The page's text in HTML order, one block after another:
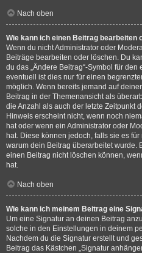
Nach oben
Wie kann ich einen Beitrag bearbeiten
Wenn du nicht Administrator oder
Beiträge bearbeiten oder löschen. Du
du das „Ändere Beitrag“-Symbol für
eventuell ist dies nur für einen
möglich. Wenn bereits jemand auf
Beitrag in der Themenansicht als
die Anzahl als auch der letzte Zeitpunkt
Hinweis erscheint nicht, wenn noch
hat oder wenn ein Administrator oder
hat. Diese können jedoch, falls sie es
warum dein Beitrag überarbeitet wurde.
einen Beitrag nicht löschen können,
hat.
Nach oben
Wie kann ich meinem Beitrag eine
Um eine Signatur an deinen Beitrag
solche in den Einstellungen in deinem
Nachdem du die Signatur erstellt und
Beitrag das Kästchen „Signatur